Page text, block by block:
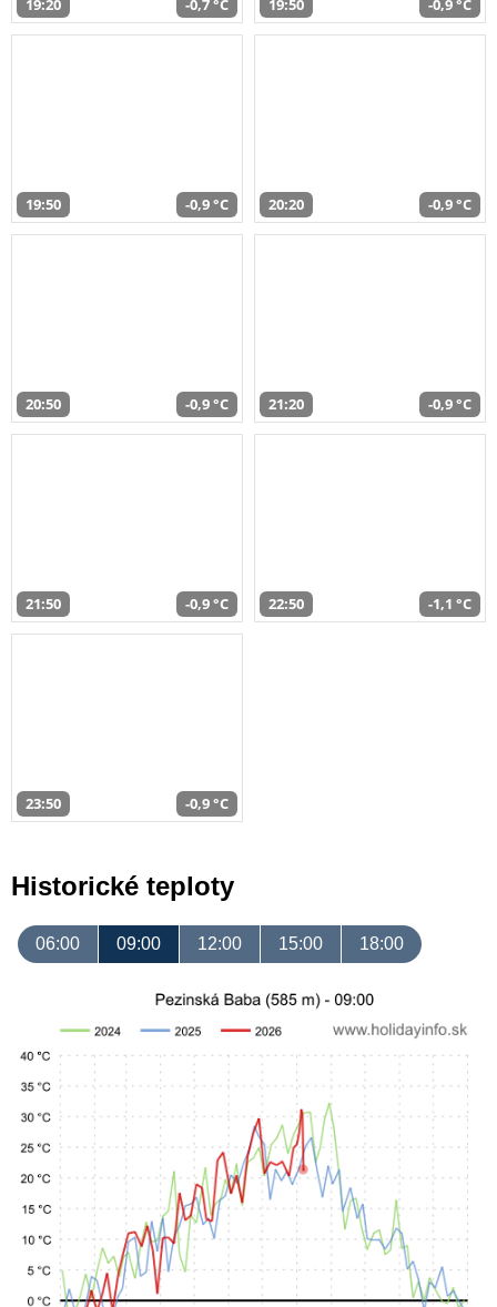
19:20 -0,7 °C 19:50 -0,9 °C
19:50 -0,9 °C 20:20 -0,9 °C
20:50 -0,9 °C 21:20 -0,9 °C
21:50 -0,9 °C 22:50 -1,1 °C
23:50 -0,9 °C
Historické teploty
06:00 09:00 12:00 15:00 18:00